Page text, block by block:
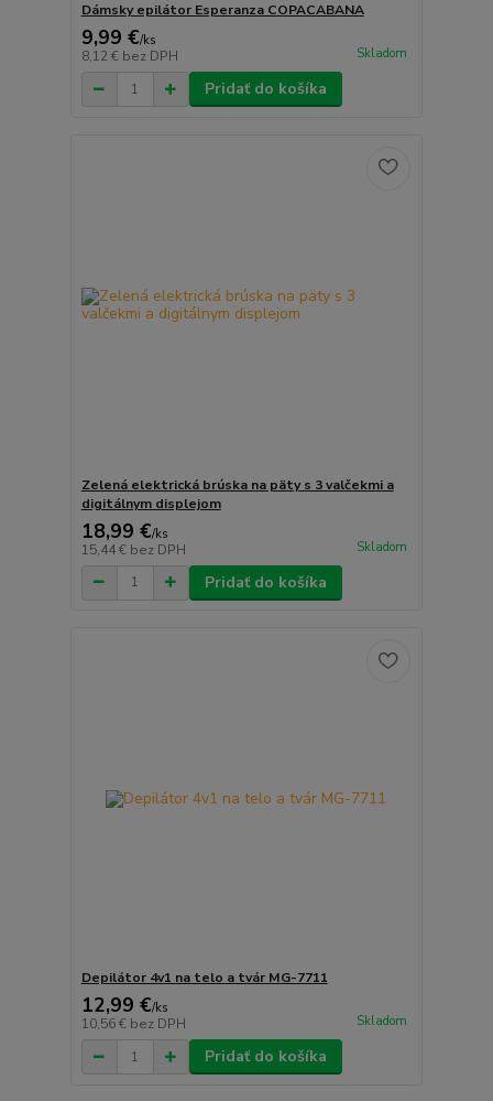
Dámsky epilátor Esperanza COPACABANA
9,99 €/ks
8,12 € bez DPH Skladom
Pridať do košíka
Zelená elektrická brúska na päty s 3 valčekmi a
digitálnym displejom
18,99 €/ks
15,44 € bez DPH Skladom
Pridať do košíka
Depilátor 4v1 na telo a tvár MG-7711
12,99 €/ks
10,56 € bez DPH Skladom
Pridať do košíka